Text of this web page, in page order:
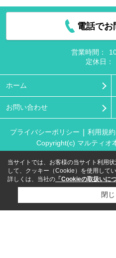
電話でお
営業時間：
定休日：
ホーム
お問い合わせ
プライバシーポリシー 利用規約
Copyright(c) マルティオ
当サイトでは、お客様の当サイト利用
して、クッキー（Cookie）を使用してい
詳しくは、当社の 「Cookieの取扱いに
閉じ